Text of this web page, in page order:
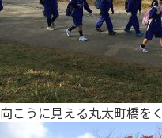
向こうに見える丸太町橋を